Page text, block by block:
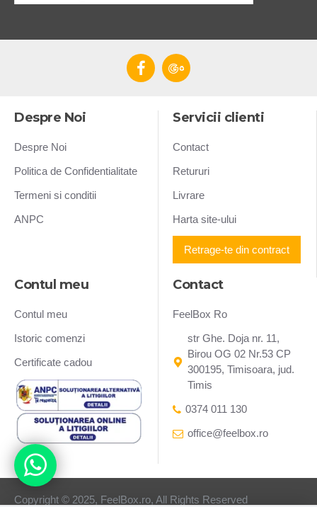
Despre Noi
Despre Noi
Politica de Confidentialitate
Termeni si conditii
ANPC
Servicii clienti
Contact
Retururi
Livrare
Harta site-ului
Retrage-te din contract
Contul meu
Contul meu
Istoric comenzi
Certificate cadou
Contact
FeelBox Ro
str Ghe. Doja nr. 11,
Birou OG 02 Nr.53 CP
300195, Timisoara, jud.
Timis
0374 011 130
office@feelbox.ro
Copyright © 2025, FeelBox.ro, All Rights Reserved